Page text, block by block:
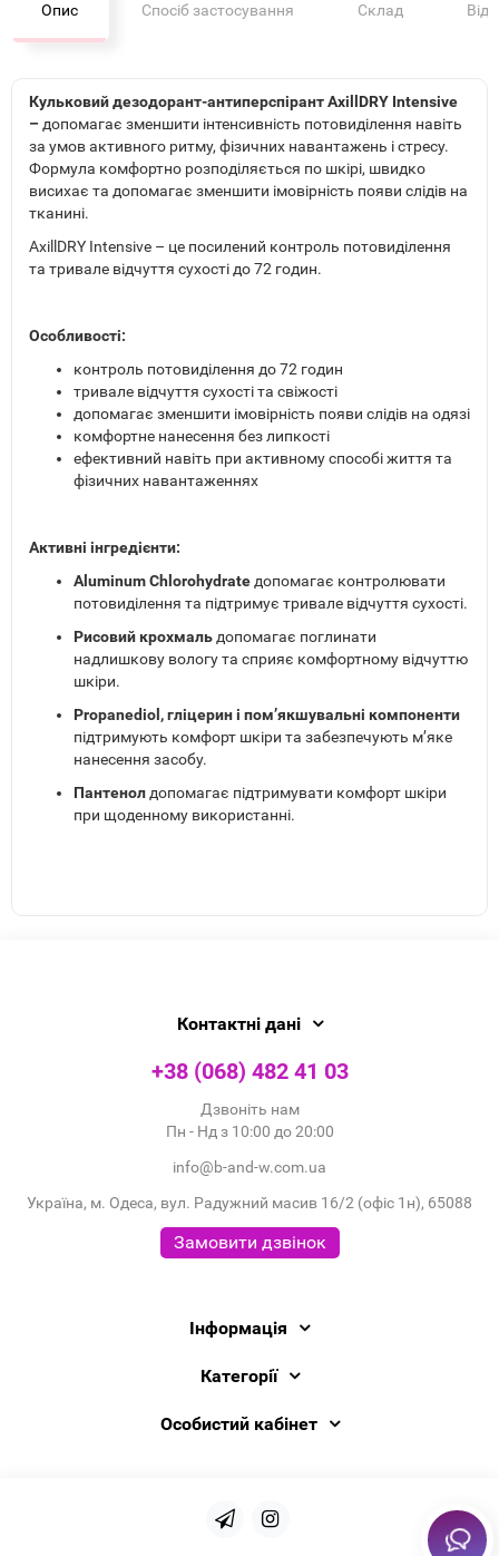
Опис Спосіб застосування Склад
Кульковий дезодорант-антиперспірант AxillDRY Intensive
– допомагає зменшити інтенсивність потовиділення навіть
за умов активного ритму, фізичних навантажень і стресу.
Формула комфортно розподіляється по шкірі, швидко
висихає та допомагає зменшити імовірність появи слідів на
тканині.
AxillDRY Intensive – це посилений контроль потовиділення
та тривале відчуття сухості до 72 годин.
Особливості:
контроль потовиділення до 72 годин
тривале відчуття сухості та свіжості
допомагає зменшити імовірність появи слідів на одязі
комфортне нанесення без липкості
ефективний навіть при активному способі життя та
фізичних навантаженнях
Активні інгредієнти:
Aluminum Chlorohydrate допомагає контролювати
потовиділення та підтримує тривале відчуття сухості.
Рисовий крохмаль допомагає поглинати
надлишкову вологу та сприяє комфортному відчуттю
шкіри.
Propanediol, гліцерин і пом’якшувальні компоненти
підтримують комфорт шкіри та забезпечують м’яке
нанесення засобу.
Пантенол допомагає підтримувати комфорт шкіри
при щоденному використанні.
Контактні дані
+38 (068) 482 41 03
Дзвоніть нам
Пн - Нд з 10:00 до 20:00
info@b-and-w.com.ua
Україна, м. Одеса, вул. Радужний масив 16/2 (офіс 1н), 65088
Замовити дзвінок
Інформація
Категорії
Особистий кабінет